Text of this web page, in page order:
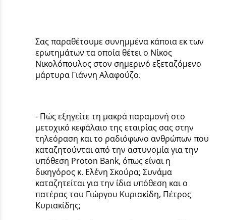
Σας παραθέτουμε συνημμένα κάποια εκ των
ερωτημάτων τα οποία θέτει ο Νίκος
Νικολόπουλος στον σημερινό εξεταζόμενο
μάρτυρα Γιάννη Αλαφούζο.
- Πώς εξηγείτε τη μακρά παραμονή στο
μετοχικό κεφάλαιο της εταιρίας σας στην
τηλεόραση και το ραδιόφωνο ανθρώπων που
καταζητούνται από την αστυνομία για την
υπόθεση Proton Bank, όπως είναι η
δικηγόρος κ. Ελένη Σκούρα; Συνάμα
καταζητείται για την ίδια υπόθεση και ο
πατέρας του Γιώργου Κυριακίδη, Πέτρος
Κυριακίδης;